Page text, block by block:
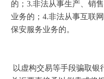
的；3.非法从事生产、销
业务的；4.非法从事互联
保安服务业务的。